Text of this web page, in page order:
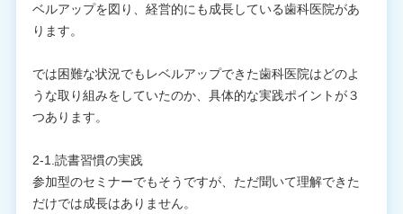
ベルアップを図り、経営的にも成長している歯科医院があ
ります。
では困難な状況でもレベルアップできた歯科医院はどのよ
うな取り組みをしていたのか、具体的な実践ポイントが３
つあります。
2-1.読書習慣の実践
参加型のセミナーでもそうですが、ただ聞いて理解できた
だけでは成長はありません。